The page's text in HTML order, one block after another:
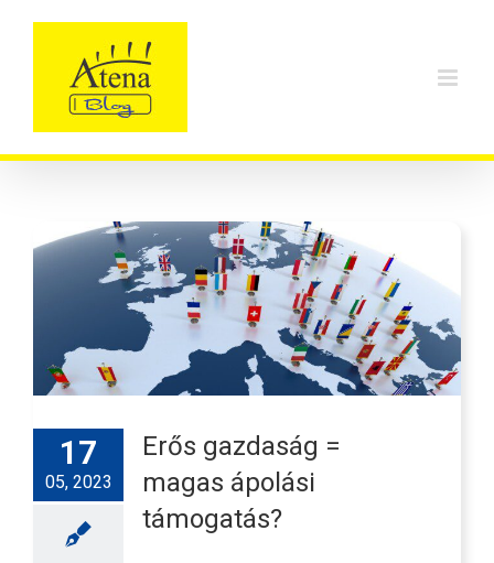
17
05, 2023
Erős gazdaság =
magas ápolási
támogatás?